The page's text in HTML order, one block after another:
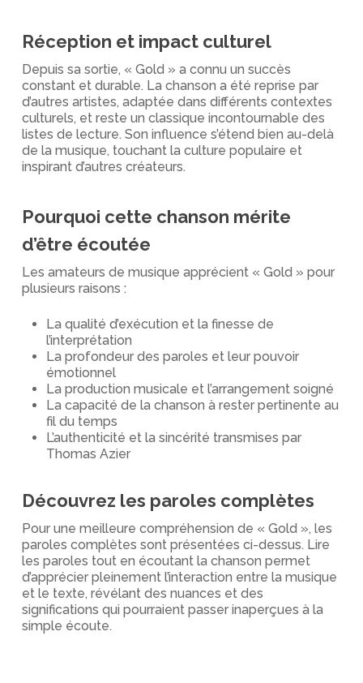
Réception et impact culturel
Depuis sa sortie, « Gold » a connu un succès
constant et durable. La chanson a été reprise par
d’autres artistes, adaptée dans différents contextes
culturels, et reste un classique incontournable des
listes de lecture. Son influence s’étend bien au-delà
de la musique, touchant la culture populaire et
inspirant d’autres créateurs.
Pourquoi cette chanson mérite
d’être écoutée
Les amateurs de musique apprécient « Gold » pour
plusieurs raisons :
La qualité d’exécution et la finesse de
l’interprétation
La profondeur des paroles et leur pouvoir
émotionnel
La production musicale et l’arrangement soigné
La capacité de la chanson à rester pertinente au
fil du temps
L’authenticité et la sincérité transmises par
Thomas Azier
Découvrez les paroles complètes
Pour une meilleure compréhension de « Gold », les
paroles complètes sont présentées ci-dessus. Lire
les paroles tout en écoutant la chanson permet
d’apprécier pleinement l’interaction entre la musique
et le texte, révélant des nuances et des
significations qui pourraient passer inaperçues à la
simple écoute.